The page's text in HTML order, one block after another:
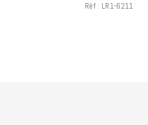
Réf : LR1-6211